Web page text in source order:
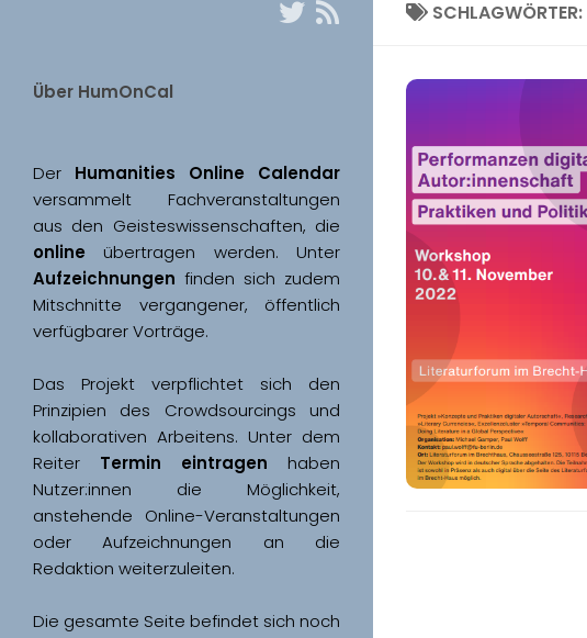
SCHLAGWÖRTER:
Über HumOnCal
Der
versammelt Fachveranstaltungen
online
Aufzeichnungen finden sich zudem
Mitschnitte vergangener, öffentlich
Das Projekt verpflichtet sich den
Prinzipien des Crowdsourcings und
kollaborativen Arbeitens. Unter dem
Reiter Termin eintragen haben
Nutzer:innen die Möglichkeit,
anstehende Online-Veranstaltungen
oder Aufzeichnungen an die
Redaktion weiterzuleiten.
Die gesamte Seite befindet sich noch